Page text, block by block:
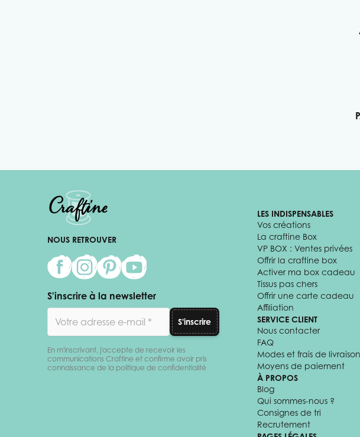
NOUS RETROUVER
S'inscrire à la newsletter
S'inscrire
En m'inscrivant, j'accepte de recevoir les
communications Craftine et confirme avoir pris
connaissance de la politique de confidentialité
LES INDISPENSABLES
Vos créations
La craftine Box
VP BOX : Ventes privées
Offrir la craftine box
Activer ma box cadeau
Tissus pas chers
Offrir une carte cadeau
Affiliation
SERVICE CLIENT
Nous contacter
FAQ
Modes et frais de livraison
Moyens de paiement
À PROPOS
Blog
Qui sommes-nous ?
Consignes de tri
Recrutement